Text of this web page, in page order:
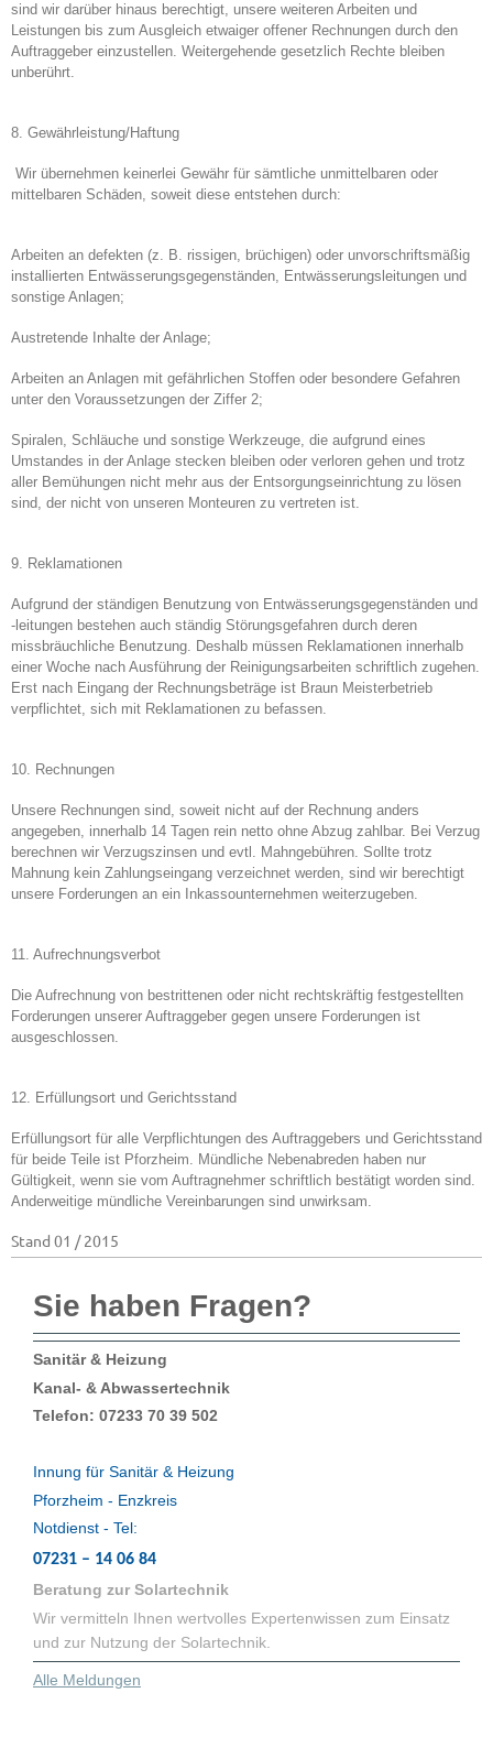
sind wir darüber hinaus berechtigt, unsere weiteren Arbeiten und
Leistungen bis zum Ausgleich etwaiger offener Rechnungen durch den
Auftraggeber einzustellen. Weitergehende gesetzlich Rechte bleiben
unberührt.
8. Gewährleistung/Haftung
Wir übernehmen keinerlei Gewähr für sämtliche unmittelbaren oder
mittelbaren Schäden, soweit diese entstehen durch:
Arbeiten an defekten (z. B. rissigen, brüchigen) oder unvorschriftsmäßig
installierten Entwässerungsgegenständen, Entwässerungsleitungen und
sonstige Anlagen;
Austretende Inhalte der Anlage;
Arbeiten an Anlagen mit gefährlichen Stoffen oder besondere Gefahren
unter den Voraussetzungen der Ziffer 2;
Spiralen, Schläuche und sonstige Werkzeuge, die aufgrund eines
Umstandes in der Anlage stecken bleiben oder verloren gehen und trotz
aller Bemühungen nicht mehr aus der Entsorgungseinrichtung zu lösen
sind, der nicht von unseren Monteuren zu vertreten ist.
9. Reklamationen
Aufgrund der ständigen Benutzung von Entwässerungsgegenständen und
-leitungen bestehen auch ständig Störungsgefahren durch deren
missbräuchliche Benutzung. Deshalb müssen Reklamationen innerhalb
einer Woche nach Ausführung der Reinigungsarbeiten schriftlich zugehen.
Erst nach Eingang der Rechnungsbeträge ist Braun Meisterbetrieb
verpflichtet, sich mit Reklamationen zu befassen.
10. Rechnungen
Unsere Rechnungen sind, soweit nicht auf der Rechnung anders
angegeben, innerhalb 14 Tagen rein netto ohne Abzug zahlbar. Bei Verzug
berechnen wir Verzugszinsen und evtl. Mahngebühren. Sollte trotz
Mahnung kein Zahlungseingang verzeichnet werden, sind wir berechtigt
unsere Forderungen an ein Inkassounternehmen weiterzugeben.
11. Aufrechnungsverbot
Die Aufrechnung von bestrittenen oder nicht rechtskräftig festgestellten
Forderungen unserer Auftraggeber gegen unsere Forderungen ist
ausgeschlossen.
12. Erfüllungsort und Gerichtsstand
Erfüllungsort für alle Verpflichtungen des Auftraggebers und Gerichtsstand
für beide Teile ist Pforzheim. Mündliche Nebenabreden haben nur
Gültigkeit, wenn sie vom Auftragnehmer schriftlich bestätigt worden sind.
Anderweitige mündliche Vereinbarungen sind unwirksam.
Stand 01 / 2015
Sie haben Fragen?
Sanitär & Heizung
Kanal- & Abwassertechnik
Telefon: 07233 70 39 502
Innung für Sanitär & Heizung
Pforzheim - Enzkreis
Notdienst - Tel:
07231 – 14 06 84
Beratung zur Solartechnik
Wir vermitteln Ihnen wertvolles Expertenwissen zum Einsatz
und zur Nutzung der Solartechnik.
Alle Meldungen